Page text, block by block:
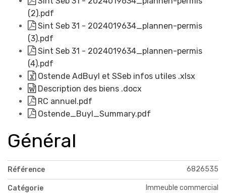
(2).pdf
Sint Seb 31 - 2024019634_plannen-permis
(3).pdf
Sint Seb 31 - 2024019634_plannen-permis
(4).pdf
Ostende AdBuyl et SSeb infos utiles .xlsx
Description des biens .docx
RC annuel.pdf
Ostende_Buyl_Summary.pdf
Général
Référence 6826535
Catégorie Immeuble commercial